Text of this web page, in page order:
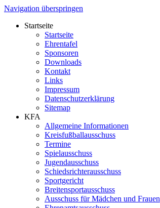
Navigation überspringen
Startseite
Startseite
Ehrentafel
Sponsoren
Downloads
Kontakt
Links
Impressum
Datenschutzerklärung
Sitemap
KFA
Allgemeine Informationen
Kreisfußballausschuss
Termine
Spielausschuss
Jugendausschuss
Schiedsrichterausschuss
Sportgericht
Breitensportausschuss
Ausschuss für Mädchen und Frauen